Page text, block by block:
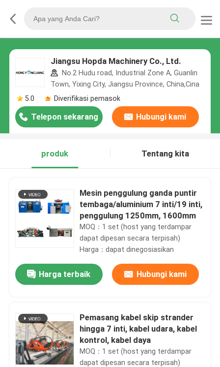
Jiangsu Hopda Machinery Co., Ltd.
No.2 Hudu road, Industrial Zone A, Guanlin
Town, Yixing City, Jiangsu Province, China,Cina
5.0
Diverifikasi pemasok
Telepon sekarang Hubungi kami
produk Tentang kita
Mesin penggulung ganda puntir
tembaga/aluminium 7 inti/19 inti,
penggulung 1250mm, 1600mm
MOQ：1 set (host yang terdampar
dapat dipesan secara terpisah)
Harga：dapat dinegosiasikan
Harga terbaik Hubungi kami
Pemasang kabel skip strander
hingga 7 inti, kabel udara, kabel
kontrol, kabel daya
MOQ：1 set (host yang terdampar
dapat dipesan secara terpisah)